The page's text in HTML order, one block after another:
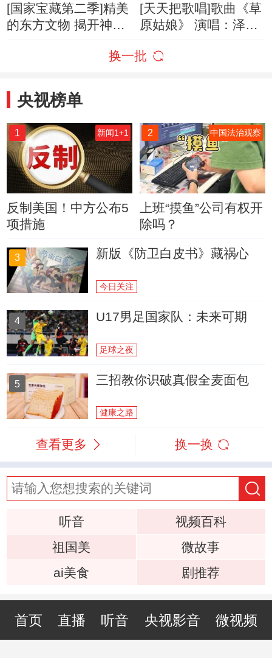
[国家宝藏第二季]精美
的东方文物 揭开神秘
[天天把歌唱]歌曲《草
原姑娘》 演唱：泽旺
换一批
央视榜单
1 新闻1+1
反制美国！中方公布5
项措施
2 中国法治观察
上班“摸鱼”公司有权开
除吗？
3 新版《防卫白皮书》藏祸心
今日关注
4 U17男足国家队：未来可期
足球之夜
5 三招教你识破真假全麦面包
健康之路
查看更多 换一换
听音
视频百科
祖国美
微故事
ai美食
剧推荐
首页 直播 听音 央视影音 微视频